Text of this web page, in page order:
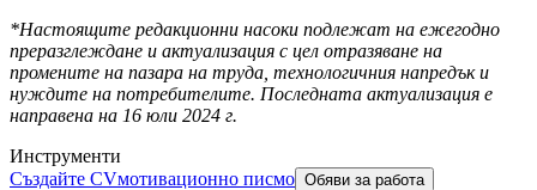
*Настоящите редакционни насоки подлежат на ежегодно
преразглеждане и актуализация с цел отразяване на
промените на пазара на труда, технологичния напредък и
нуждите на потребителите. Последната актуализация е
направена на 16 юли 2024 г.
Инструменти
Създайте CVмотивационно писмо Обяви за работа